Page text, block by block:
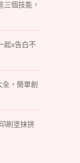
三個技能，
起x告白不
，簡單創
刷塗抹拼